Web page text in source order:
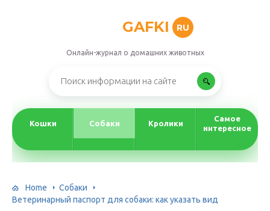
GAFKI RU
Онлайн-журнал о домашних животных
Кошки Собаки Кролики
Самое
интересное
Home
Собаки
Ветеринарный паспорт для собаки: как указать вид